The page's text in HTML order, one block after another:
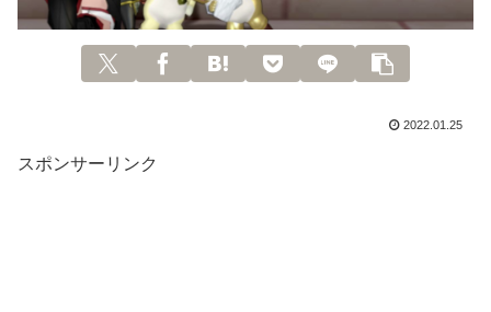
2022.01.25
スポンサーリンク